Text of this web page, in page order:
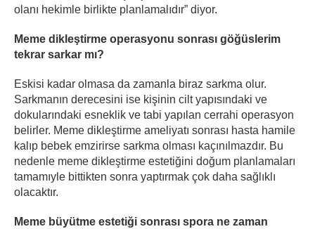
olanı hekimle birlikte planlamalıdır” diyor.
Meme dikleştirme operasyonu sonrası göğüslerim
tekrar sarkar mı?
Eskisi kadar olmasa da zamanla biraz sarkma olur.
Sarkmanın derecesini ise kişinin cilt yapısındaki ve
dokularındaki esneklik ve tabi yapılan cerrahi operasyon
belirler. Meme dikleştirme ameliyatı sonrası hasta hamile
kalıp bebek emzirirse sarkma olması kaçınılmazdır. Bu
nedenle meme dikleştirme estetiğini doğum planlamaları
tamamıyle bittikten sonra yaptırmak çok daha sağlıklı
olacaktır.
Meme büyütme estetiği sonrası spora ne zaman